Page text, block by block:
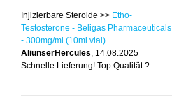
Injizierbare Steroide >> Etho-
Testosterone - Beligas Pharmaceuticals
- 300mg/ml (10ml vial)
AliunserHercules, 14.08.2025
Schnelle Lieferung! Top Qualität ?